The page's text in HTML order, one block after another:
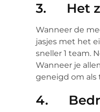
3. Het
Wanneer de
jasjes met het
sneller 1 team.
Wanneer je
geneigd om als
4.